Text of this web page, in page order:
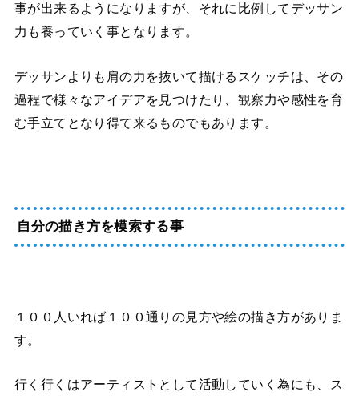
事が出来るようになりますが、それに比例してデッサン
力も養っていく事となります。
デッサンよりも肩の力を抜いて描けるスケッチは、その
過程で様々なアイデアを見つけたり、観察力や感性を育
む手立てとなり得て来るものでもあります。
自分の描き方を模索する事
１００人いれば１００通りの見方や絵の描き方がありま
す。
行く行くはアーティストとして活動していく為にも、ス